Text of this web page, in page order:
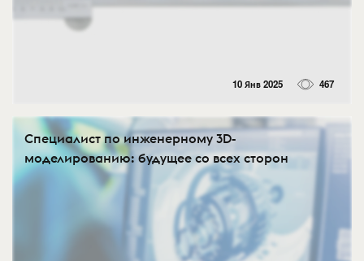
10 Янв 2025 467
Специалист по инженерному 3D-
моделированию: будущее со всех сторон